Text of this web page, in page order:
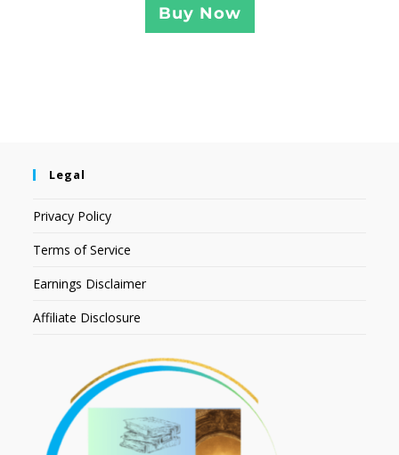
Buy Now
Legal
Privacy Policy
Terms of Service
Earnings Disclaimer
Affiliate Disclosure